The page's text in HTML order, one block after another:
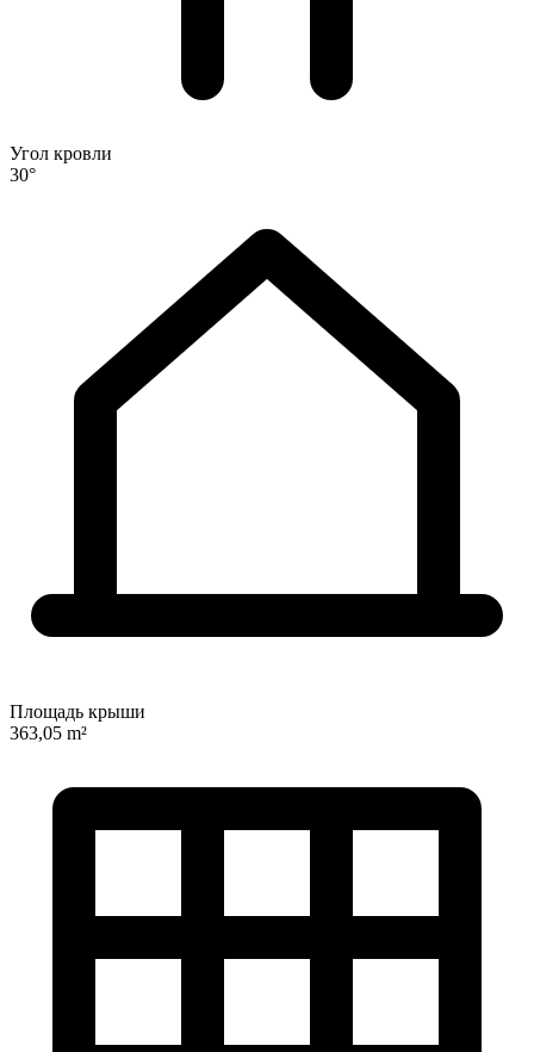
Угол кровли
30°
Площадь крыши
363,05 m²